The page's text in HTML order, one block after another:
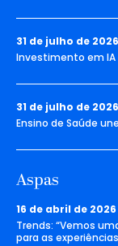
31 de julho de 2026
Investimento em
31 de julho de 2026
Ensino de Saúde
Aspas
16 de abril de 2026
Trends: “Vemos
para as